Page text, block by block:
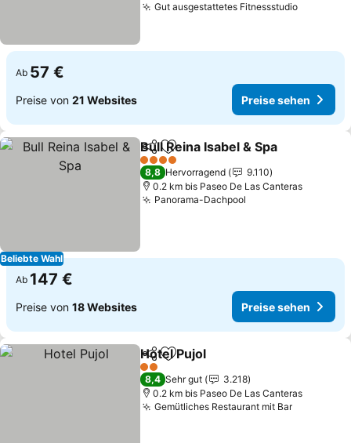
Gut ausgestattetes FitnessstudioPreise
Ab 57 €
Preise von 21 Websites Preise sehen
Beliebte Wahl
TeilenZu Favoriten hinzufügen
Bull Reina Isabel & Spa
4 Sterne
8,8 Hervorragend
9.110
0.2 km bis Paseo De Las Canteras
Panorama-Dachpool
Ab 147 €
Preise von 18 Websites Preise sehen
TeilenZu Favoriten hinzufügen
Hotel Pujol
2 Sterne
8,4 Sehr gut
3.218
0.2 km bis Paseo De Las Canteras
Gemütliches Restaurant mit BarPreise